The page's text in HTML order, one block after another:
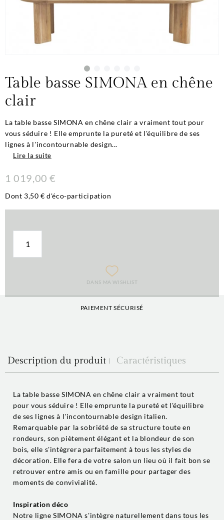
Table basse SIMONA en chêne
clair
La table basse SIMONA en chêne clair a vraiment tout pour
vous séduire ! Elle emprunte la pureté et l'équilibre de ses
lignes à l'incontournable design...
Lire la suite
1 019,00 €
Dont 3,50 € d'éco-participation
DANS MA WISHLIST
PAIEMENT SÉCURISÉ
Description du produit Caractéristiques
La table basse SIMONA en chêne clair a vraiment tout
pour vous séduire ! Elle emprunte la pureté et l'équilibre
de ses lignes à l'incontournable design italien.
Remarquable par la sobriété de sa structure toute en
rondeurs, son piètement élégant et la blondeur de son
bois, elle s'intègrera parfaitement à tous les styles de
décoration. Elle fera de votre salon un lieu où il fait bon se
retrouver entre amis ou en famille pour partager des
moments de convivialité.
Inspiration déco
Notre ligne SIMONA s'intègre naturellement dans tous les